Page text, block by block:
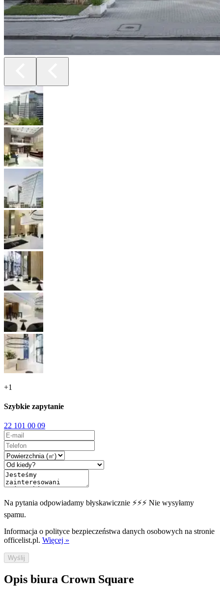
+1
Szybkie zapytanie
22 101 00 09
Na pytania odpowiadamy błyskawicznie ⚡⚡⚡ Nie wysyłamy
spamu.
Informacja o polityce bezpieczeństwa danych osobowych na stronie
officelist.pl. Więcej »
Wyślij
Opis biura Crown Square